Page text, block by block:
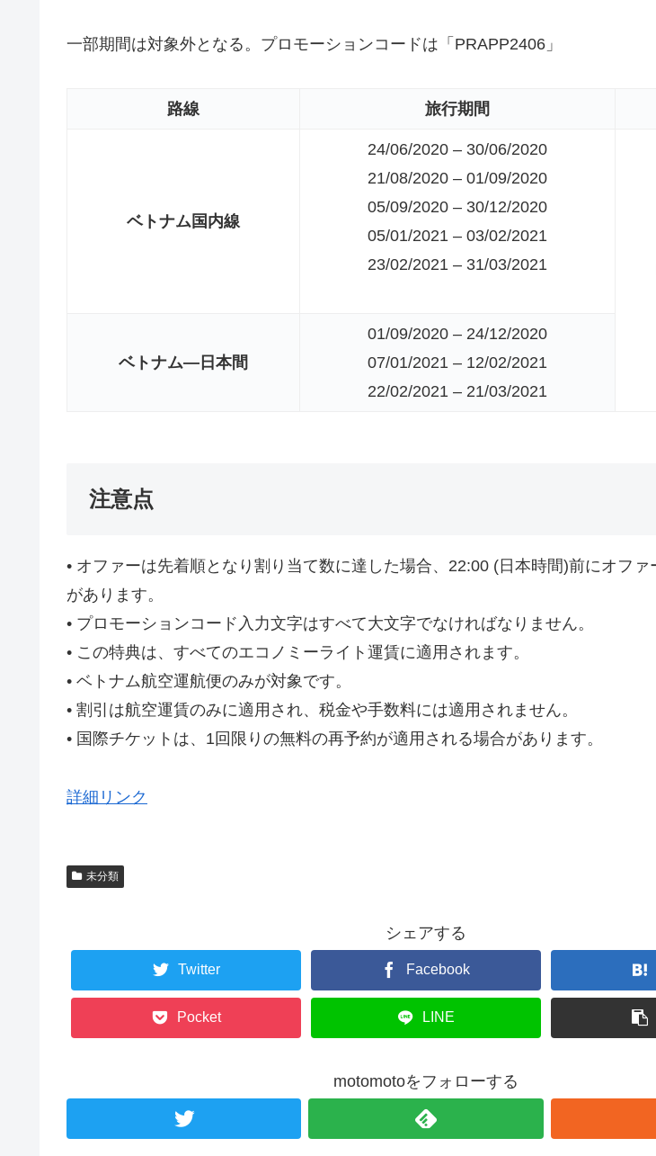
一部期間は対象外となる。プロモーションコードは「PRAPP2406」
路線 旅行期間
ベトナム国内線
24/06/2020 – 30/06/2020
21/08/2020 – 01/09/2020
05/09/2020 – 30/12/2020
05/01/2021 – 03/02/2021
23/02/2021 – 31/03/2021
ベトナム―日本間
01/09/2020 – 24/12/2020
07/01/2021 – 12/02/2021
22/02/2021 – 21/03/2021
注意点
• オファーは先着順となり割り当て数に達した場合、22:00 (日本時間)前にオファ
があります。
• プロモーションコード入力文字はすべて大文字でなければなりません。
• この特典は、すべてのエコノミーライト運賃に適用されます。
• ベトナム航空運航便のみが対象です。
• 割引は航空運賃のみに適用され、税金や手数料には適用されません。
• 国際チケットは、1回限りの無料の再予約が適用される場合があります。
詳細リンク
未分類
シェアする
Twitter Facebook
Pocket LINE
motomotoをフォローする